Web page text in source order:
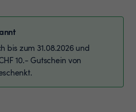
bis zum 31.08.2026 und
10.- Gutschein von